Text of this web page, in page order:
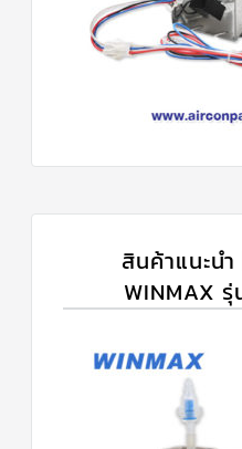
สินค้าแนะน
WINMAX